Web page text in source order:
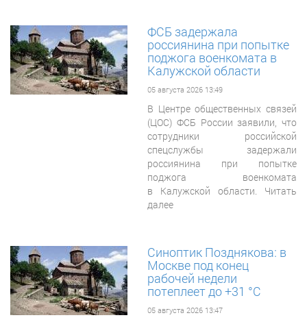
ФСБ задержала
россиянина при попытке
поджога военкомата в
Калужской области
05 августа 2026 13:49
В Центре общественных связей
(ЦОС) ФСБ России заявили, что
сотрудники российской
спецслужбы задержали
россиянина при попытке
поджога военкомата
в Калужской области. Читать
далее
Синоптик Позднякова: в
Москве под конец
рабочей недели
потеплеет до +31 °C
05 августа 2026 13:47